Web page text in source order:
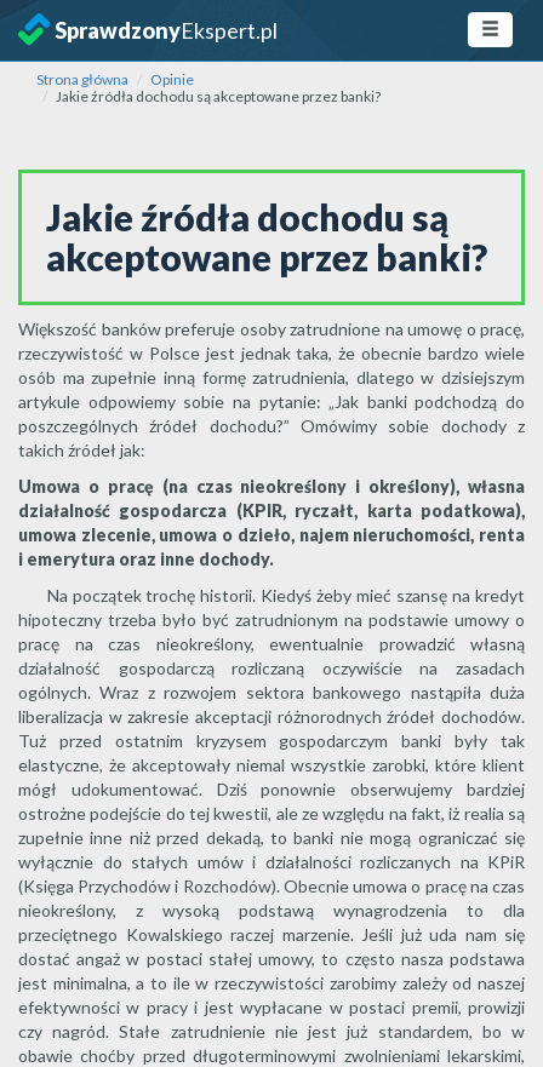
SprawdzonyEkspert.pl
Strona główna
Opinie
Jakie źródła dochodu są akceptowane przez banki?
Jakie źródła dochodu są
akceptowane przez banki?
Większość banków preferuje osoby zatrudnione na umowę o pracę,
rzeczywistość w Polsce jest jednak taka, że obecnie bardzo wiele
osób ma zupełnie inną formę zatrudnienia, dlatego w dzisiejszym
artykule odpowiemy sobie na pytanie: „Jak banki podchodzą do
poszczególnych źródeł dochodu?” Omówimy sobie dochody z
takich źródeł jak:
Umowa o pracę (na czas nieokreślony i określony), własna
działalność gospodarcza (KPIR, ryczałt, karta podatkowa),
umowa zlecenie, umowa o dzieło, najem nieruchomości, renta
i emerytura oraz inne dochody.
Na początek trochę historii. Kiedyś żeby mieć szansę na kredyt
hipoteczny trzeba było być zatrudnionym na podstawie umowy o
pracę na czas nieokreślony, ewentualnie prowadzić własną
działalność gospodarczą rozliczaną oczywiście na zasadach
ogólnych. Wraz z rozwojem sektora bankowego nastąpiła duża
liberalizacja w zakresie akceptacji różnorodnych źródeł dochodów.
Tuż przed ostatnim kryzysem gospodarczym banki były tak
elastyczne, że akceptowały niemal wszystkie zarobki, które klient
mógł udokumentować. Dziś ponownie obserwujemy bardziej
ostrożne podejście do tej kwestii, ale ze względu na fakt, iż realia są
zupełnie inne niż przed dekadą, to banki nie mogą ograniczać się
wyłącznie do stałych umów i działalności rozliczanych na KPiR
(Księga Przychodów i Rozchodów). Obecnie umowa o pracę na czas
nieokreślony, z wysoką podstawą wynagrodzenia to dla
przeciętnego Kowalskiego raczej marzenie. Jeśli już uda nam się
dostać angaż w postaci stałej umowy, to często nasza podstawa
jest minimalna, a to ile w rzeczywistości zarobimy zależy od naszej
efektywności w pracy i jest wypłacane w postaci premii, prowizji
czy nagród. Stałe zatrudnienie nie jest już standardem, bo w
obawie choćby przed długoterminowymi zwolnieniami lekarskimi,